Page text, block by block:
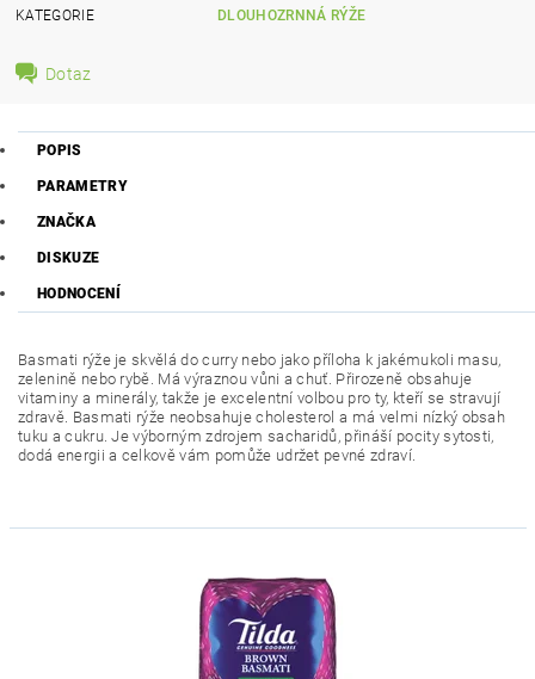
KATEGORIE
DLOUHOZRNNÁ RÝŽE
Dotaz
POPIS
PARAMETRY
ZNAČKA
DISKUZE
HODNOCENÍ
Basmati rýže je skvělá do curry nebo jako příloha k jakémukoli masu,
zelenině nebo rybě. Má výraznou vůni a chuť. Přirozeně obsahuje
vitaminy a minerály, takže je excelentní volbou pro ty, kteří se stravují
zdravě. Basmati rýže neobsahuje cholesterol a má velmi nízký obsah
tuku a cukru. Je výborným zdrojem sacharidů, přináší pocity sytosti,
dodá energii a celkově vám pomůže udržet pevné zdraví.